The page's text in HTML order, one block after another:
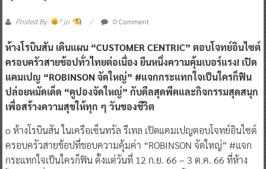
Posted By: ^ jo ^ 0 Comment
ห้างโรบินสัน เดินแผน “CUSTOMER CENTRIC” ตอบโจทย์อินไซต์
ครอบครัวสายช้อปทั่วไทยต่อเนื่อง ยืนหนึ่งความคุ้มเบอร์แรง! เปิด
แคมเปญ “ROBINSON จัดใหญ่” #แจกกระแทกใจเป็นใครก็ฟิน
ปล่อยหมัดเด็ด “คูปองจัดใหญ่” กับดีลสุดพีคและกิจกรรมสุดสนุก
เพื่อสร้างความสุขให้ทุก ๆ วันของชีวิต
o ห้างโรบินสัน ในเครือเซ็นทรัล รีเทล เปิดแคมเปญตอบโจทย์อินไซต์
ครอบครัวสายช้อปที่ชอบความคุ้มค่า “ROBINSON จัดใหญ่” #แจก
กระแทกใจเป็นใครก็ฟิน ตั้งแต่วันที่ 12 ก.ย. 66 – 3 ต.ค. 66 ที่ห้าง